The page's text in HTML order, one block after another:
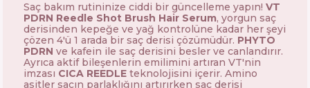
Saç bakım rutininize ciddi bir güncelleme yapın! VT
PDRN Reedle Shot Brush Hair Serum, yorgun saç
derisinden kepeğe ve yağ kontrolüne kadar her şeyi
çözen 4'ü 1 arada bir saç derisi çözümüdür. PHYTO
PDRN ve kafein ile saç derisini besler ve canlandırır.
Ayrıca aktif bileşenlerin emilimini artıran VT'nin
imzası CICA REEDLE teknolojisini içerir. Amino
asitler saçın parlaklığını artırırken saç derisi